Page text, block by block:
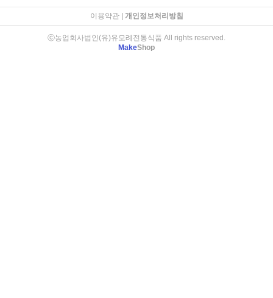
이용약관| 개인정보처리방침
ⓒ농업회사법인(유)유모례전통식품 All rights reserved.
MakeShop